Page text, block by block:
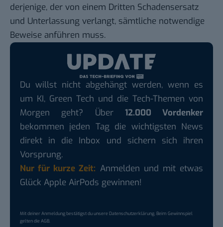
derjenige, der von einem Dritten Schadensersatz
und Unterlassung verlangt, sämtliche notwendige
Beweise anführen muss.
Du willst nicht abgehängt werden, wenn es
um KI, Green Tech und die Tech-Themen von
Morgen geht? Über 12.000 Vordenker
bekommen jeden Tag die wichtigsten News
direkt in die Inbox und sichern sich ihren
Vorsprung.
Nur für kurze Zeit: Anmelden und mit etwas
Glück Apple AirPods gewinnen!
Mit deiner Anmeldung bestätigst du unsereDatenschutzerklärung. Beim Gewinnspiel
gelten dieAGB.